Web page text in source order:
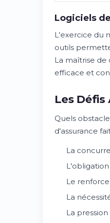
Logiciels
L'exercice du
outils
La maîtrise
efficace et
Les
Quels
d'assurance
La
Le
La
La